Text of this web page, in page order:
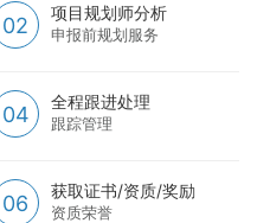
02
项目规划师分析
申报前规划服务
04
全程跟进处理
跟踪管理
06
获取证书/资质/奖励
资质荣誉